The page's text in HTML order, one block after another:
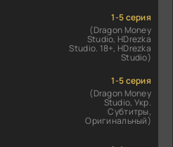
1-5 серия
(Dragon Money
Studio, HDrezka
Studio. 18+, HDrezka
Studio)
1-5 серия
(Dragon Money
Studio, Укр.
Субтитры,
Оригинальный)